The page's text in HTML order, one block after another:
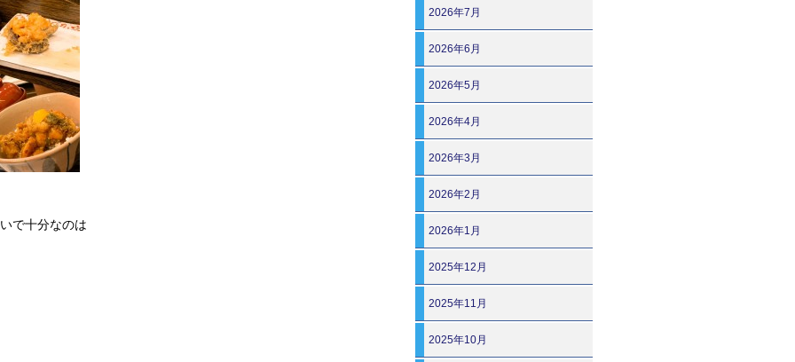
で十分なのは
2026年7月
2026年6月
2026年5月
2026年4月
2026年3月
2026年2月
2026年1月
2025年12月
2025年11月
2025年10月